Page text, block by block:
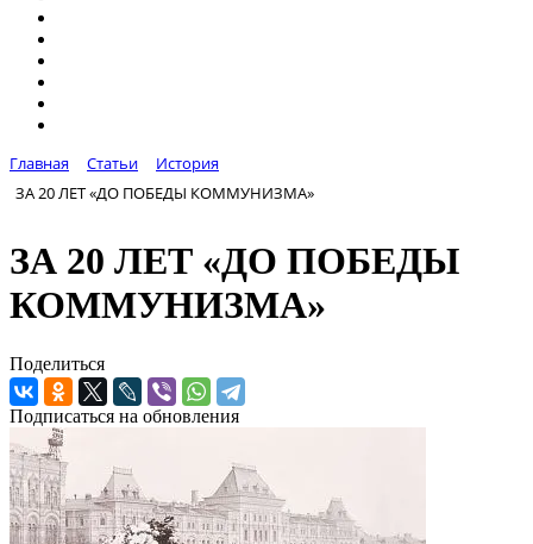
Главная Статьи
История
ЗА 20 ЛЕТ «ДО ПОБЕДЫ КОММУНИЗМА»
ЗА 20 ЛЕТ «ДО ПОБЕДЫ
КОММУНИЗМА»
Поделиться
Подписаться на обновления